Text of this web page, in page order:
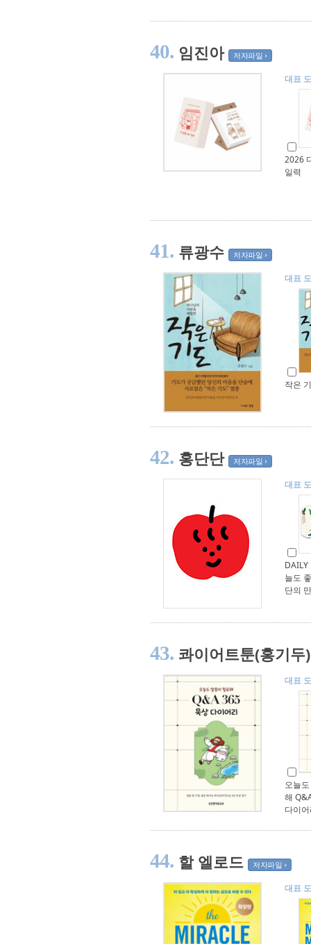
40. 임진아 저자파일
대표
2026
일력
41. 류광수 저자파일
대표
작은
42. 홍단단 저자파일
대표
DAILY
늘도
단의
43. 콰이어트툰(홍기두)
대표
오늘
해
다이
44. 할 엘로드 저자파일
대표